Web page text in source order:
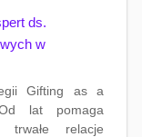
ds.
w
Gifting as a
lat pomaga
trwałe relacje